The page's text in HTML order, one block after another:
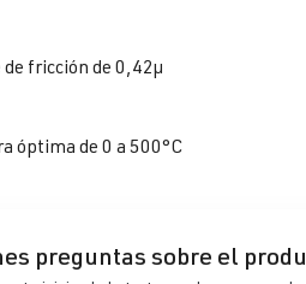
fricción de 0,42µ
óptima de 0 a 500°C
preguntas sobre el